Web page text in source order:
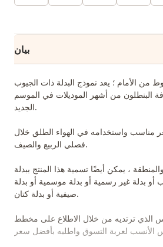
بيان
الأمام ؛ يعد نموذج البدلة ذات الجيوب
البنطلون من أشهر الموديلات في الموسم
الجديد.
مناسب واستخدامه في الهواء الطلق خلال
فصلي الربيع والصيف.
، يمكن أيضًا تسمية هذا المنتج ببدلة
أو بدلة غير رسمية أو بدلة موسمية أو بدلة
صيفية أو بدلة كتان.
الذي ترتديه من خلال الاطلاع على مخطط